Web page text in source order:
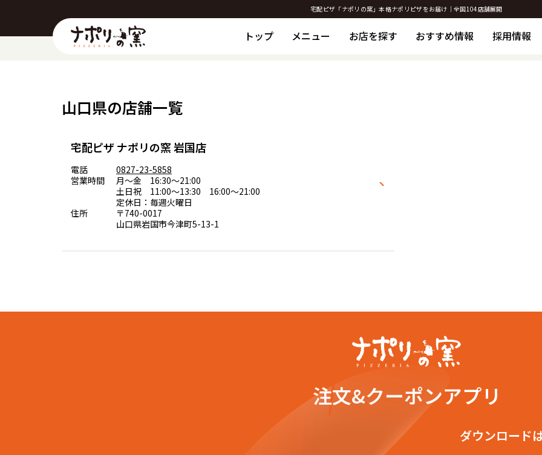
宅配ピザ「ナポリの窯」本格ナポリピザをお届け｜全国104店舗展開
トップ メニュー お店を探す おすすめ情報 採用情報
山口県の店舗一覧
宅配ピザ ナポリの窯 岩国店
電話
0827-23-5858
営業時間
月～金 16:30～21:00
土日祝 11:00～13:30 16:00～21:00
定休日：毎週火曜日
住所
〒740-0017
山口県岩国市今津町5-13-1
注文&クーポンアプリ
ダウンロード